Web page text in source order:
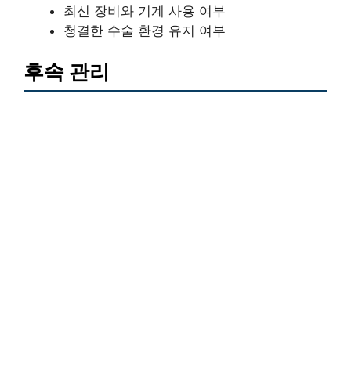
최신 장비와 기계 사용 여부
청결한 수술 환경 유지 여부
후속 관리